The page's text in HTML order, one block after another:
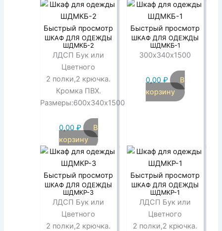
Быстрый просмотр
ШКАФ ДЛЯ ОДЕЖДЫ
ШДМКБ-2
ЛДСП Бук или
Цветного
2 полки,2 крючка.
Кромка ПВХ.
Размеры:600х340х1500
0,00 ₽
В
корзину
Быстрый просмотр
ШКАФ ДЛЯ ОДЕЖДЫ
ШДМКБ-1
300х340х1500
0,00 ₽
В
корзину
Быстрый просмотр
ШКАФ ДЛЯ ОДЕЖДЫ
ШДМКР-3
ЛДСП Бук или
Цветного
2 полки,2 крючка.
Быстрый просмотр
ШКАФ ДЛЯ ОДЕЖДЫ
ШДМКР-1
ЛДСП Бук или
Цветного
2 полки,2 крючка.